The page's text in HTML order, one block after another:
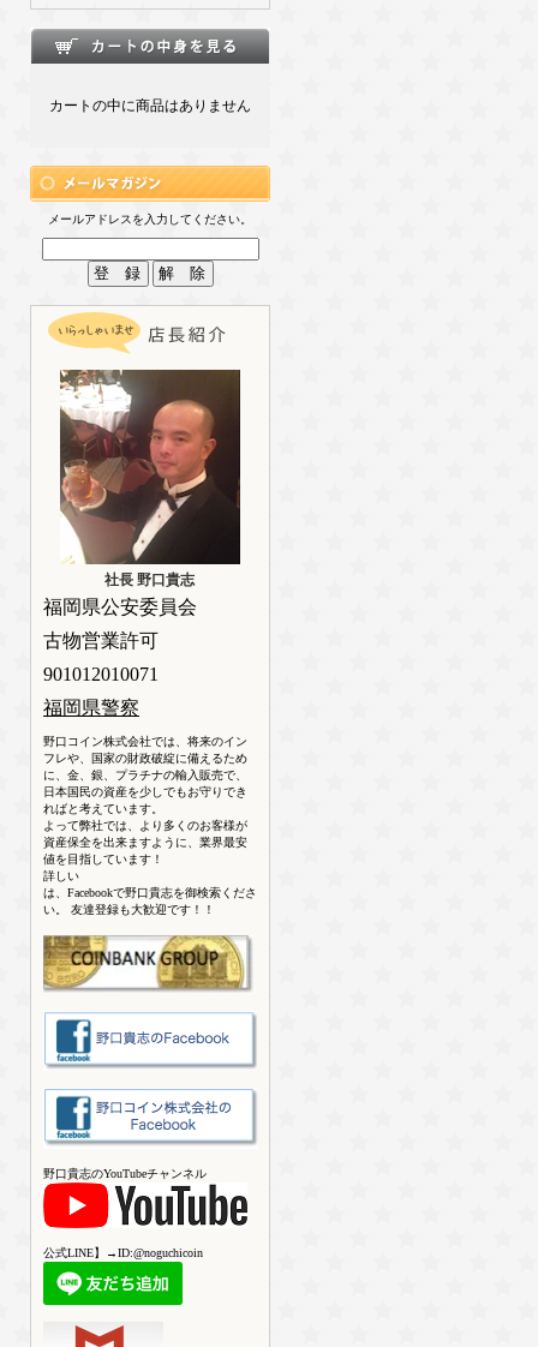
カートの中に商品はありません
メールアドレスを入力してください。
社長 野口貴志
福岡県公安委員会
古物営業許可
901012010071
福岡県警察
野口コイン株式会社では、将来のイン
フレや、国家の財政破綻に備えるため
に、金、銀、プラチナの輸入販売で、
日本国民の資産を少しでもお守りでき
ればと考えています。
よって弊社では、より多くのお客様が
資産保全を出来ますように、業界最安
値を目指しています！
詳しい
は、Facebookで野口貴志を御検索くださ
い。 友達登録も大歓迎です！！
野口貴志のYouTubeチャンネル
公式LINE】→ID:@noguchicoin